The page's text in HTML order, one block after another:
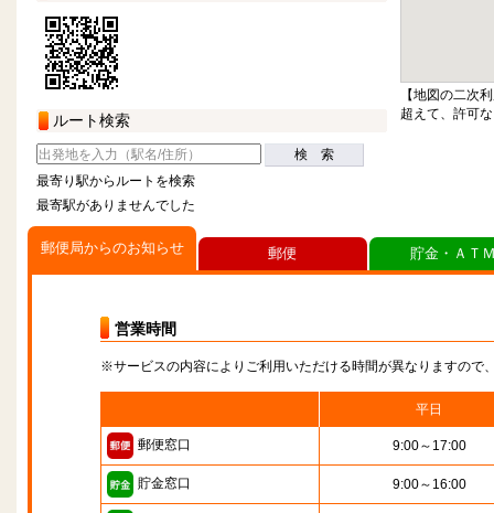
ルート検索
検 索
最寄り駅からルートを検索
最寄駅がありませんでした
【地図の二次
超えて、許可
郵便局からのお知らせ
営業時間
※サービスの内容によりご利用いただける時間が異なりますので
平日
郵便窓口 9:00～17:00
貯金窓口 9:00～16:00
郵便 貯金・ＡＴ